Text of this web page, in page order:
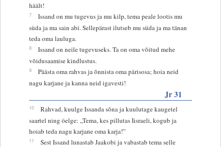
häält!
7
Issand on mu tugevus ja mu kilp, tema peale lootis mu
süda ja ma sain abi. Sellepärast ilutseb mu süda ja ma tänan
teda oma lauluga.
8
Issand on neile tugevuseks. Ta on oma võitud mehe
võidusaamise kindlustus.
9
Päästa oma rahvas ja õnnista oma pärisosa; hoia neid
nagu karjane ja kanna neid igavesti!
Jr 31
10
Rahvad, kuulge Issanda sõna ja kuulutage kaugetel
saartel ning öelge: „Tema, kes pillutas Iisraeli, kogub ja
hoiab teda nagu karjane oma karja!”
11
Sest Issand lunastab Jaakobi ja vabastab tema selle